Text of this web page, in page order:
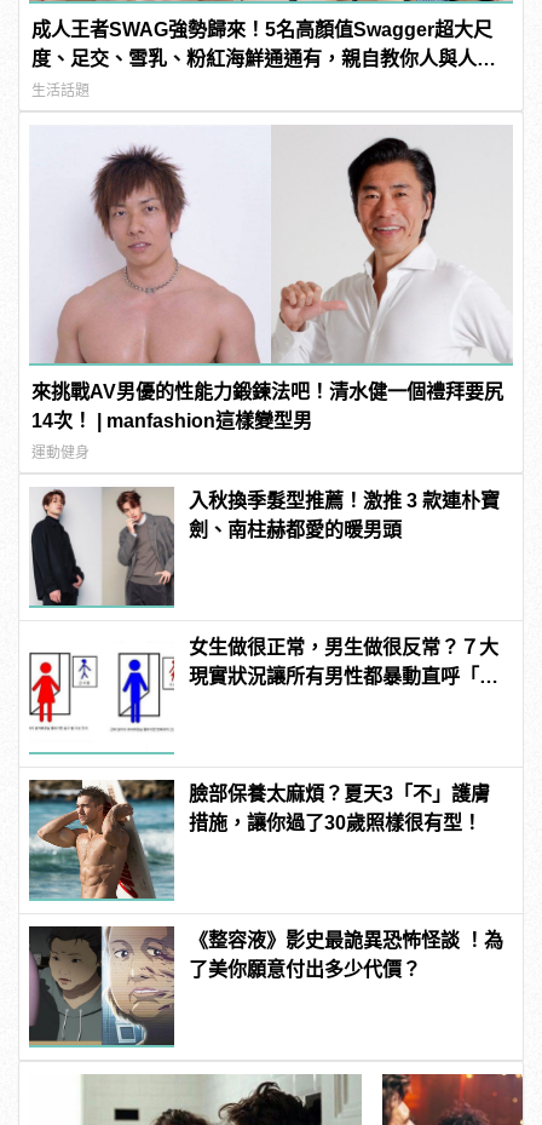
成人王者SWAG強勢歸來！5名高顏值Swagger超大尺
度、足交、雪乳、粉紅海鮮通通有，親自教你人與人的
連結！ | manfashion這樣變型男
生活話題
來挑戰AV男優的性能力鍛鍊法吧！清水健一個禮拜要尻
14次！ | manfashion這樣變型男
運動健身
入秋換季髮型推薦！激推 3 款連朴寶
劍、南柱赫都愛的暖男頭
女生做很正常，男生做很反常？７大
現實狀況讓所有男性都暴動直呼「不
臉部保養太麻煩？夏天3「不」護膚
措施，讓你過了30歲照樣很有型！
《整容液》影史最詭異恐怖怪談 ！為
了美你願意付出多少代價？